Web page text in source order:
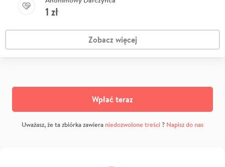
1 zł
Zobacz więcej
Wpłać teraz
Uważasz, że ta zbiórka zawiera niedozwolone treści? Napisz do nas